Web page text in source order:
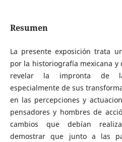
Resumen
La presente exposición trata
por la historiografía mexicana
revelar la impronta de la
especialmente de sus
en las percepciones y
pensadores y hombres de
cambios que debían
demostrar que junto a las